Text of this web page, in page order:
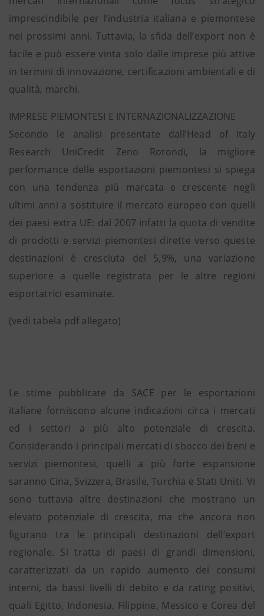
imprescindibile per l’industria italiana e piemontese
nei prossimi anni. Tuttavia, la sfida dell’export non è
facile e può essere vinta solo dalle imprese più attive
in termini di innovazione, certificazioni ambientali e di
qualità, marchi.
IMPRESE PIEMONTESI E INTERNAZIONALIZZAZIONE
Secondo le analisi presentate dall’Head of Italy
Research UniCredit Zeno Rotondi, la migliore
performance delle esportazioni piemontesi si spiega
con una tendenza più marcata e crescente negli
ultimi anni a sostituire il mercato europeo con quelli
dei paesi extra UE: dal 2007 infatti la quota di vendite
di prodotti e servizi piemontesi dirette verso queste
destinazioni è cresciuta del 5,9%, una variazione
superiore a quelle registrata per le altre regioni
esportatrici esaminate.
(vedi tabela pdf allegato)
Le stime pubblicate da SACE per le esportazioni
italiane forniscono alcune indicazioni circa i mercati
ed i settori a più alto potenziale di crescita.
Considerando i principali mercati di sbocco dei beni e
servizi piemontesi, quelli a più forte espansione
saranno Cina, Svizzera, Brasile, Turchia e Stati Uniti. Vi
sono tuttavia altre destinazioni che mostrano un
elevato potenziale di crescita, ma che ancora non
figurano tra le principali destinazioni dell’export
regionale. Si tratta di paesi di grandi dimensioni,
caratterizzati da un rapido aumento dei consumi
interni, da bassi livelli di debito e da rating positivi,
quali Egitto, Indonesia, Filippine, Messico e Corea del